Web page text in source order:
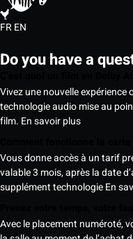
FREN
Do you have a
Vivez une nouvelle expérience
technologie audio mise au
film. En savoir plus
Vous donne accès à un tarif
valable 3 mois, après la date
supplément technologieEn
Avec le placement numéroté,